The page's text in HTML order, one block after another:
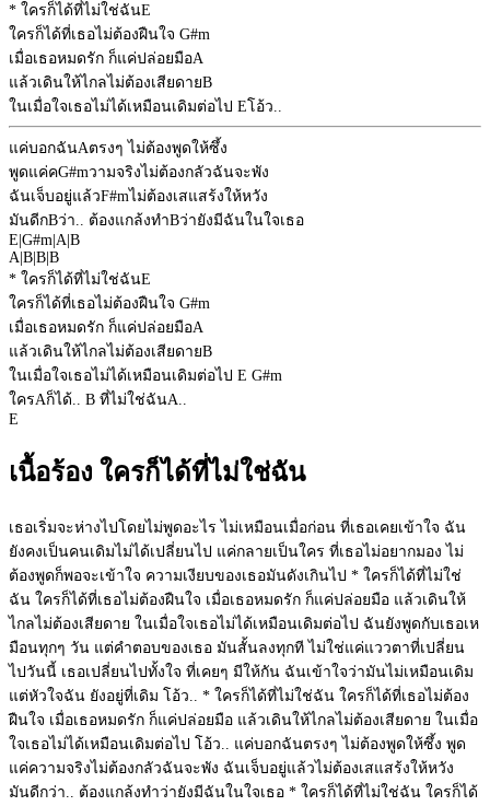
* ใครก็ได้ที่ไม่ใช่ฉันE
ใครก็ได้ที่เธอไม่ต้องฝืนใจ G#m
เมื่อเธอหมดรัก ก็แค่ปล่อยมือA
แล้วเดินให้ไกลไม่ต้องเสียดายB
ในเมื่อใจเธอไม่ได้เหมือนเดิมต่อไป E โอ้ว..
แค่บอกฉันAตรงๆ ไม่ต้องพูดให้ซึ้ง
พูดแค่คG#mวามจริงไม่ต้องกลัวฉันจะพัง
ฉันเจ็บอยู่แล้วF#mไม่ต้องเสแสร้งให้หวัง
มันดีกBว่า.. ต้องแกล้งทำBว่ายังมีฉันในใจเธอ
E G#m A B
A B B B
* ใครก็ได้ที่ไม่ใช่ฉันE
ใครก็ได้ที่เธอไม่ต้องฝืนใจ G#m
เมื่อเธอหมดรัก ก็แค่ปล่อยมือA
แล้วเดินให้ไกลไม่ต้องเสียดายB
ในเมื่อใจเธอไม่ได้เหมือนเดิมต่อไป E G#m
ใครAก็ได้.. B ที่ไม่ใช่ฉันA..
E
เนื้อร้อง ใครก็ได้ที่ไม่ใช่ฉัน
เธอเริ่มจะห่างไปโดยไม่พูดอะไร ไม่เหมือนเมื่อก่อน ที่เธอเคยเข้าใจ ฉัน
ยังคงเป็นคนเดิมไม่ได้เปลี่ยนไป แค่กลายเป็นใคร ที่เธอไม่อยากมอง ไม่
ต้องพูดก็พอจะเข้าใจ ความเงียบของเธอมันดังเกินไป * ใครก็ได้ที่ไม่ใช่
ฉัน ใครก็ได้ที่เธอไม่ต้องฝืนใจ เมื่อเธอหมดรัก ก็แค่ปล่อยมือ แล้วเดินให้
ไกลไม่ต้องเสียดาย ในเมื่อใจเธอไม่ได้เหมือนเดิมต่อไป ฉันยังพูดกับเธอเห
มือนทุกๆ วัน แต่คำตอบของเธอ มันสั้นลงทุกที ไม่ใช่แค่แววตาที่เปลี่ยน
ไปวันนี้ เธอเปลี่ยนไปทั้งใจ ที่เคยๆ มีให้กัน ฉันเข้าใจว่ามันไม่เหมือนเดิม
แต่หัวใจฉัน ยังอยู่ที่เดิม โอ้ว.. * ใครก็ได้ที่ไม่ใช่ฉัน ใครก็ได้ที่เธอไม่ต้อง
ฝืนใจ เมื่อเธอหมดรัก ก็แค่ปล่อยมือ แล้วเดินให้ไกลไม่ต้องเสียดาย ในเมื่อ
ใจเธอไม่ได้เหมือนเดิมต่อไป โอ้ว.. แค่บอกฉันตรงๆ ไม่ต้องพูดให้ซึ้ง พูด
แค่ความจริงไม่ต้องกลัวฉันจะพัง ฉันเจ็บอยู่แล้วไม่ต้องเสแสร้งให้หวัง
มันดีกว่า.. ต้องแกล้งทำว่ายังมีฉันในใจเธอ * ใครก็ได้ที่ไม่ใช่ฉัน ใครก็ได้